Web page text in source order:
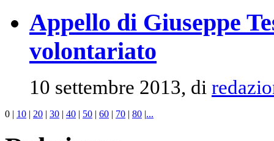
Appello di Giuseppe
volontariato
10 settembre 2013, di
0 | 10 | 20 | 30 | 40 | 50 | 60 | 70 | 80 |...